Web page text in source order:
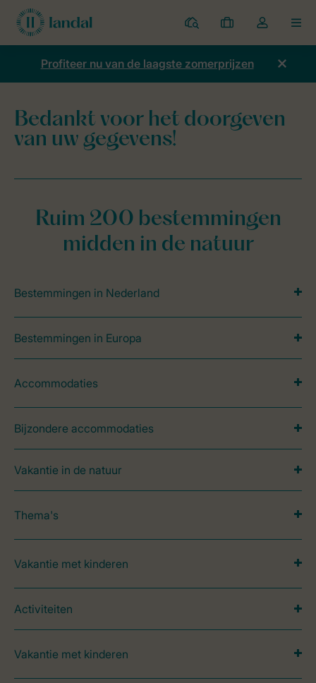
Parken
Mijn
boekingen
Open
de
dropdown
Profiteer nu van de laagste zomerprijzen
Home Welkom bij Landal GreenParks
Bedankt voor het doorgeven
van uw gegevens!
Ruim 200 bestemmingen
midden in de natuur
Bestemmingen in Nederland
Bestemmingen in Europa
Accommodaties
Bijzondere accommodaties
Vakantie in de natuur
Thema's
Vakantie met kinderen
Activiteiten
Vakantie met kinderen